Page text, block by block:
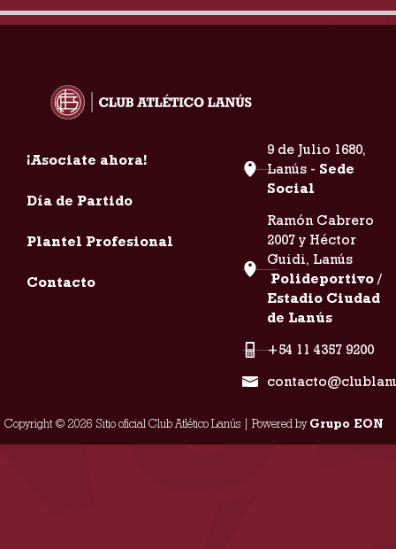
¡Asociate ahora!
Día de Partido
Plantel Profesional
Contacto
9 de Julio 1680,
Lanús - Sede
Social
Ramón Cabrero
2007 y Héctor
Guidi, Lanús
Polideportivo /
Estadio Ciudad
de Lanús
+54 11 4357 9200
Copyright © 2026 Sitio oficial Club Atlético Lanús | Powered byGrupo EON